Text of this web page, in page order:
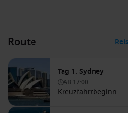
Route
Tag 1. Sydney
AB 17:00
Kreuzfahrtbeginn